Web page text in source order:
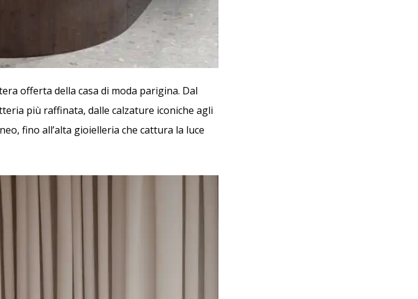
offerta della casa di moda parigina. Dal
più raffinata, dalle calzature iconiche agli
fino all’alta gioielleria che cattura la luce